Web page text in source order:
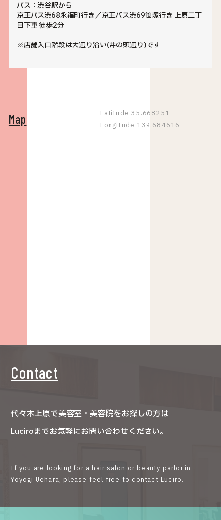
バス：渋谷駅から
京王バス渋68永福町行き／京王バス渋69笹塚行き 上原二丁
目下車 徒歩2分
※店舗入口階段は大通り沿い(井の頭通り)です
Map
Latitude 35.668251
Longitude 139.684616
Contact
代々木上原で美容室・美容院をお探しの方は
Luciroまでお気軽にお問い合わせください。
If you are looking for a hair salon or beauty parlor in
Yoyogi Uehara, please feel free to contact Luciro.